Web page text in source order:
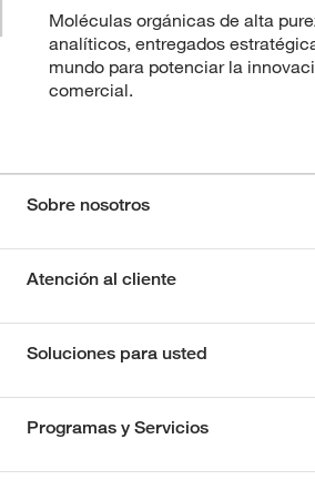
Moléculas orgánicas de alta
analíticos, entregados
mundo para potenciar la
comercial.
Sobre nosotros
Atención al cliente
Soluciones para usted
Programas y Servicios